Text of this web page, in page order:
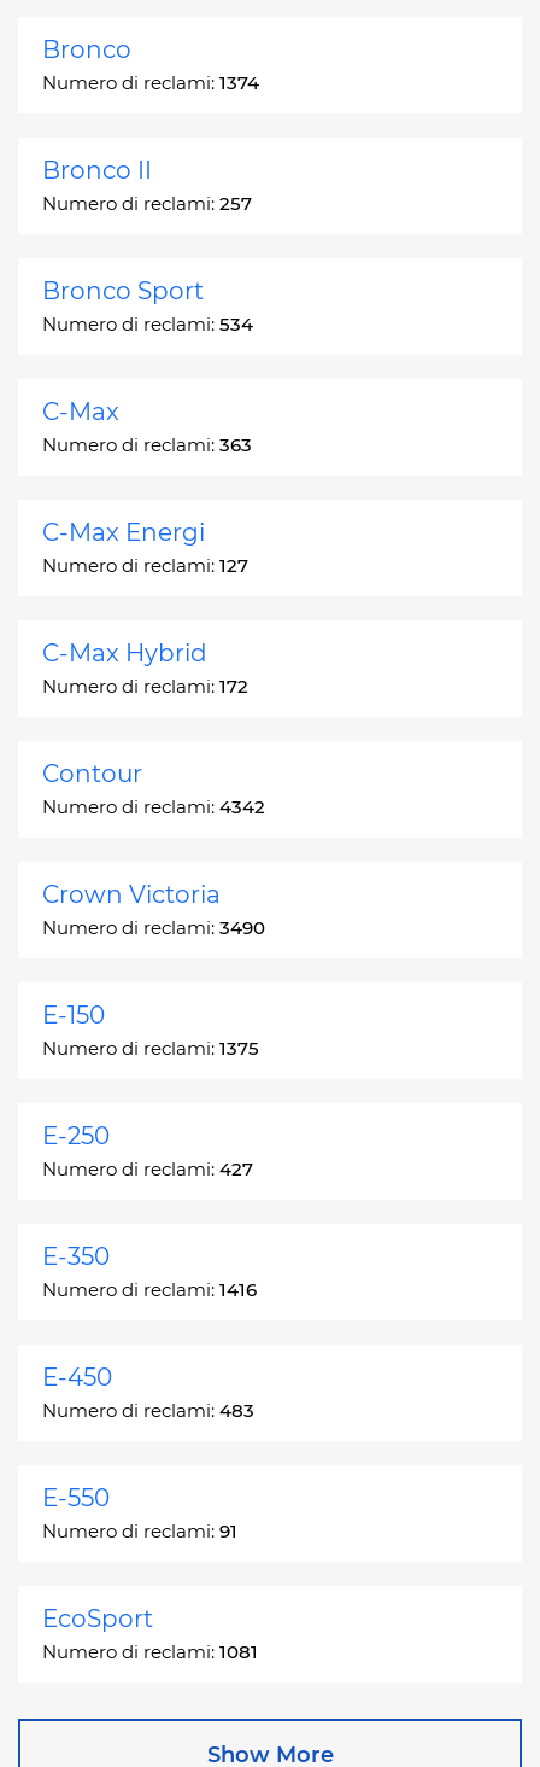
Bronco
Numero di reclami: 1374
Bronco II
Numero di reclami: 257
Bronco Sport
Numero di reclami: 534
C-Max
Numero di reclami: 363
C-Max Energi
Numero di reclami: 127
C-Max Hybrid
Numero di reclami: 172
Contour
Numero di reclami: 4342
Crown Victoria
Numero di reclami: 3490
E-150
Numero di reclami: 1375
E-250
Numero di reclami: 427
E-350
Numero di reclami: 1416
E-450
Numero di reclami: 483
E-550
Numero di reclami: 91
EcoSport
Numero di reclami: 1081
Show More